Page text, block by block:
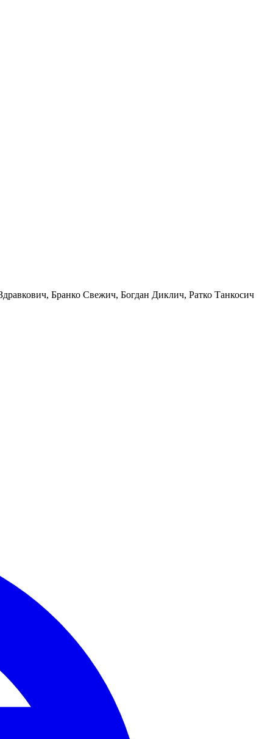
Бранко Свежич, Богдан Диклич, Ратко Танкосич